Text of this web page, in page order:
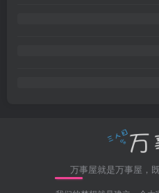
万事屋就是万事屋，